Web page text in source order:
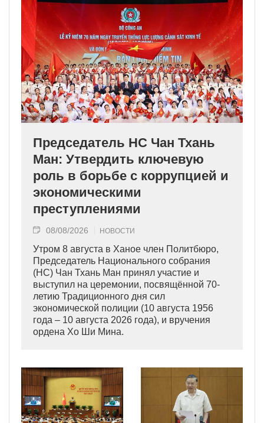
Председатель НС Чан Тхань
Ман: Утвердить ключевую
роль в борьбе с коррупцией и
экономическими
преступлениями
08/08/2026 НОВОСТИ
Утром 8 августа в Ханое член Политбюро,
Председатель Национального собрания
(НС) Чан Тхань Ман принял участие и
выступил на церемонии, посвящённой 70-
летию Традиционного дня сил
экономической полиции (10 августа 1956
года – 10 августа 2026 года), и вручения
ордена Хо Ши Мина.